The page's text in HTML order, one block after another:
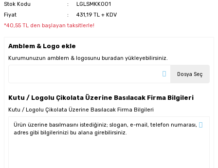
Stok Kodu
LGLSMKK001
Fiyat
431,19 TL + KDV
*40,55 TL den başlayan taksitlerle!
Amblem & Logo ekle
Kurumunuzun amblem & logosunu buradan yükleyebilirsiniz.
Dosya Seç
Kutu / Logolu Çikolata Üzerine Basılacak Firma Bilgileri
Kutu / Logolu Çikolata Üzerine Basılacak Firma Bilgileri